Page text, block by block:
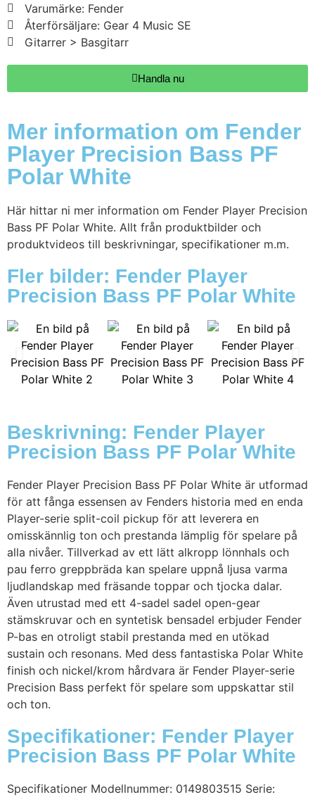
Varumärke: Fender
Återförsäljare: Gear 4 Music SE
Gitarrer > Basgitarr
Handla nu
Mer information om Fender
Player Precision Bass PF
Polar White
Här hittar ni mer information om Fender Player Precision
Bass PF Polar White. Allt från produktbilder och
produktvideos till beskrivningar, specifikationer m.m.
Fler bilder: Fender Player
Precision Bass PF Polar White
Beskrivning: Fender Player
Precision Bass PF Polar White
Fender Player Precision Bass PF Polar White är utformad
för att fånga essensen av Fenders historia med en enda
Player-serie split-coil pickup för att leverera en
omisskännlig ton och prestanda lämplig för spelare på
alla nivåer. Tillverkad av ett lätt alkropp lönnhals och
pau ferro greppbräda kan spelare uppnå ljusa varma
ljudlandskap med fräsande toppar och tjocka dalar.
Även utrustad med ett 4-sadel sadel open-gear
stämskruvar och en syntetisk bensadel erbjuder Fender
P-bas en otroligt stabil prestanda med en utökad
sustain och resonans. Med dess fantastiska Polar White
finish och nickel/krom hårdvara är Fender Player-serie
Precision Bass perfekt för spelare som uppskattar stil
och ton.
Specifikationer: Fender Player
Precision Bass PF Polar White
Specifikationer Modellnummer: 0149803515 Serie: